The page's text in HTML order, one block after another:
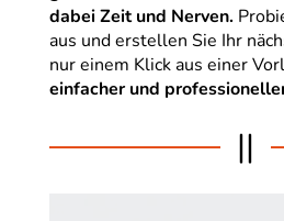
dabei Zeit und Nerven.
aus und erstellen Sie Ihr
nur einem Klick aus einer
einfacher und
||